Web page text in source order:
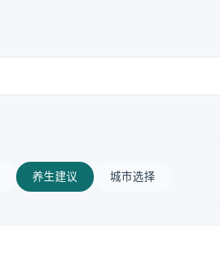
养生建议 城市选择